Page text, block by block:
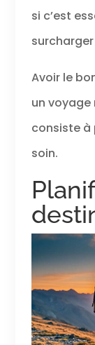
si c’est
Avoir le
un voyage
consiste à
soin.